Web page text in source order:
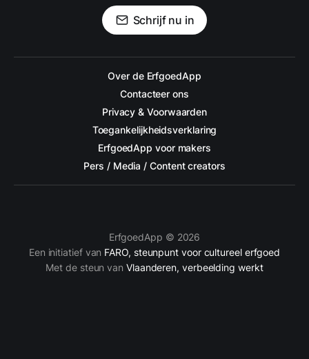
Schrijf nu in
Over de ErfgoedApp
Contacteer ons
Privacy & Voorwaarden
Toegankelijkheidsverklaring
ErfgoedApp voor makers
Pers / Media / Content creators
ErfgoedApp © 2026
Een initiatief van FARO, steunpunt voor cultureel erfgoed
Met de steun van Vlaanderen, verbeelding werkt